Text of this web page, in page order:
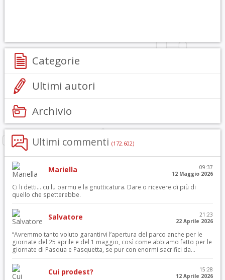
Categorie
Ultimi autori
Archivio
Ultimi commenti (172.602)
Mariella
09:37
12 Maggio 2026
Ci li detti… cu lu parmu e la gnutticatura. Dare o ricevere di più di
quello che spetterebbe.
Salvatore
21:23
22 Aprile 2026
“Avremmo tanto voluto garantirvi l’apertura del parco anche per le
giornate del 25 aprile e del 1 maggio, così come abbiamo fatto per le
giornate di Pasqua e Pasquetta, se pur con enormi sacrifici da...
Cui prodest?
15:28
12 Aprile 2026